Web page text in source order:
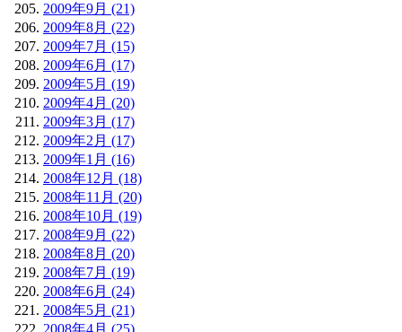
2009年9月 (21)
2009年8月 (22)
2009年7月 (15)
2009年6月 (17)
2009年5月 (19)
2009年4月 (20)
2009年3月 (17)
2009年2月 (17)
2009年1月 (16)
2008年12月 (18)
2008年11月 (20)
2008年10月 (19)
2008年9月 (22)
2008年8月 (20)
2008年7月 (19)
2008年6月 (24)
2008年5月 (21)
2008年4月 (25)